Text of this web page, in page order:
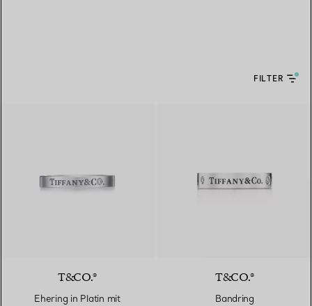
FILTER
T&CO.®
Ehering in Platin mit
T&CO.®
Bandring